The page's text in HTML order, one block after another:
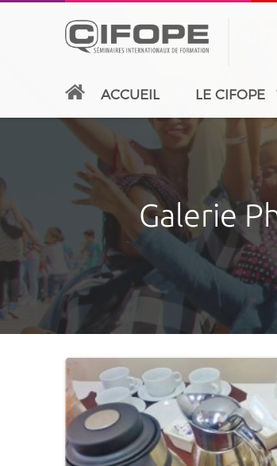
PARIS ABIDJAN ATLANTA
ACCUEIL LE CIFOPE
Galerie